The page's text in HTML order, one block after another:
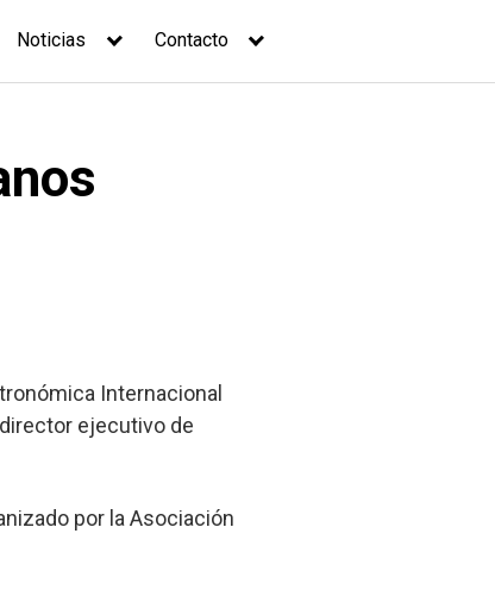
Noticias Contacto
Internacional
ejecutivo de
por la Asociación